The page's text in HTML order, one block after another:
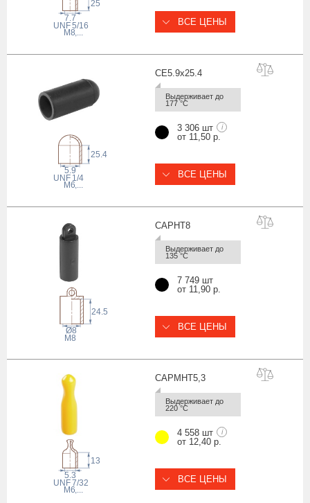
25
M8,...
UNF5/16
7.7 ВСЕ ЦЕНЫ
CE5.9x25.4
Выдерживает до
177 °С
5.9
25.4
M6,...
UNF 1/4
3 306 шт i
от 11,50 р.
ВСЕ ЦЕНЫ
CAPHT8
Выдерживает до
135 °С
24.5
Ø8
M8
7 749 шт
от 11,90 р.
ВСЕ ЦЕНЫ
CAPMHT5,3
Выдерживает до
220 °С
13
M6,...
UNF7/32
5.3
4 558 шт i
от 12,40 р.
ВСЕ ЦЕНЫ